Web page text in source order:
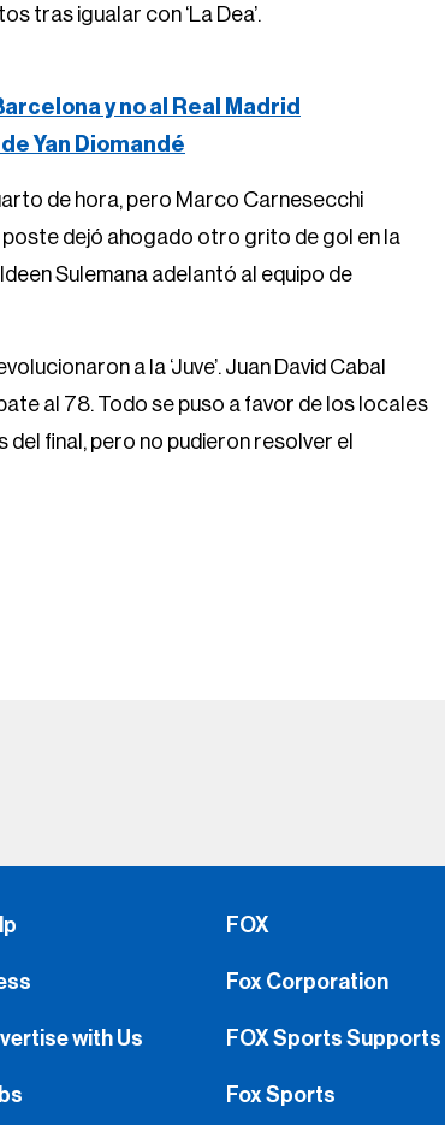
tras igualar con ‘La Dea’.
y no al Real Madrid
Yan Diomandé
de hora, pero Marco Carnesecchi
dejó ahogado otro grito de gol en la
Sulemana adelantó al equipo de
a la ‘Juve’. Juan David Cabal
al 78. Todo se puso a favor de los locales
del final, pero no pudieron resolver el
with Us
FOX
Fox Corporation
FOX Sports Supports
Fox Sports